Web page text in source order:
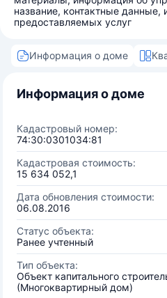
название, контактные данные,
предоставляемых услуг
Информация о доме
Информация о доме
Кадастровый номер:
74:30:0301034:81
Кадастровая стоимость:
15 634 052,1
Дата обновления стоимости:
06.08.2016
Статус объекта:
Ранее учтенный
Тип объекта:
Объект капитального
(Многоквартирный дом)